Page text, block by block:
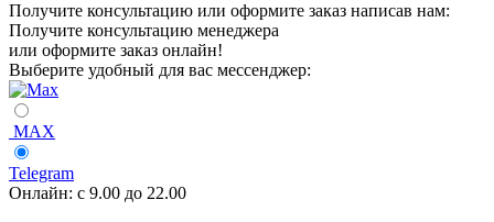
Получите консультацию или оформите заказ написав нам:
Получите консультацию менеджера
или оформите заказ онлайн!
Выберите удобный для вас мессенджер:
MAX
Telegram
Онлайн: с 9.00 до 22.00